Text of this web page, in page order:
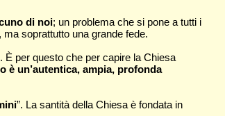
di noi; un problema che si pone a tutti i
soprattutto una grande fede.
È per questo che per capire la Chiesa
è un’autentica, ampia, profonda
”. La santità della Chiesa è fondata in